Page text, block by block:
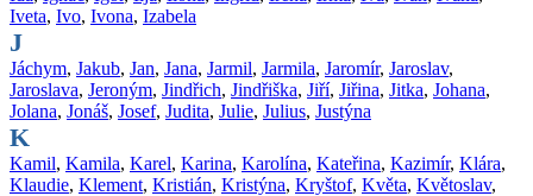
Iveta, Ivo, Ivona, Izabela
J
Jáchym, Jakub, Jan, Jana, Jarmil, Jarmila, Jaromír, Jaroslav,
Jaroslava, Jeroným, Jindřich, Jindřiška, Jiří, Jiřina, Jitka, Johana,
Jolana, Jonáš, Josef, Judita, Julie, Julius, Justýna
K
Kamil, Kamila, Karel, Karina, Karolína, Kateřina, Kazimír, Klára,
Klaudie, Klement, Kristián, Kristýna, Kryštof, Květa, Květoslav,